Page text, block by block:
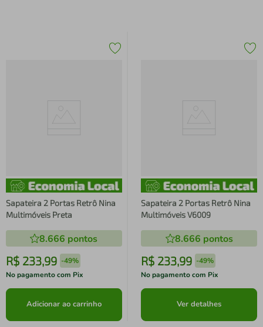
Sapateira 2 Portas Retrô Nina
Multimóveis Preta
8.666 pontos
R$ 233,99 -49%
No pagamento com Pix
Adicionar ao carrinho
Sapateira 2 Portas Retrô Nina
Multimóveis V6009
8.666 pontos
R$ 233,99 -49%
No pagamento com Pix
Ver detalhes